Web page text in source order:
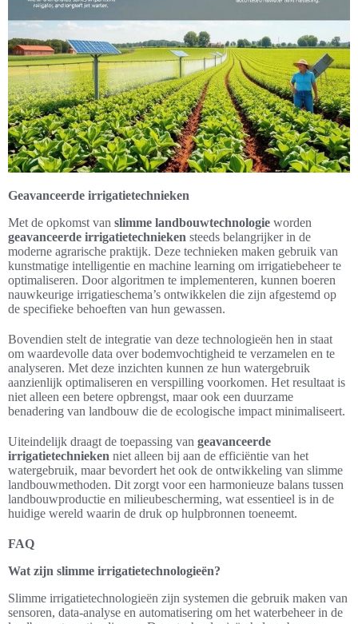
Geavanceerde irrigatietechnieken
Met de opkomst van slimme landbouwtechnologie worden
geavanceerde irrigatietechnieken steeds belangrijker in de
moderne agrarische praktijk. Deze technieken maken gebruik van
kunstmatige intelligentie en machine learning om irrigatiebeheer te
optimaliseren. Door algoritmen te implementeren, kunnen boeren
nauwkeurige irrigatieschema’s ontwikkelen die zijn afgestemd op
de specifieke behoeften van hun gewassen.
Bovendien stelt de integratie van deze technologieën hen in staat
om waardevolle data over bodemvochtigheid te verzamelen en te
analyseren. Met deze inzichten kunnen ze hun watergebruik
aanzienlijk optimaliseren en verspilling voorkomen. Het resultaat is
niet alleen een betere opbrengst, maar ook een duurzame
benadering van landbouw die de ecologische impact minimaliseert.
Uiteindelijk draagt de toepassing van geavanceerde
irrigatietechnieken niet alleen bij aan de efficiëntie van het
watergebruik, maar bevordert het ook de ontwikkeling van slimme
landbouwmethoden. Dit zorgt voor een harmonieuze balans tussen
landbouwproductie en milieubescherming, wat essentieel is in de
huidige wereld waarin de druk op hulpbronnen toeneemt.
FAQ
Wat zijn slimme irrigatietechnologieën?
Slimme irrigatietechnologieën zijn systemen die gebruik maken van
sensoren, data-analyse en automatisering om het waterbeheer in de